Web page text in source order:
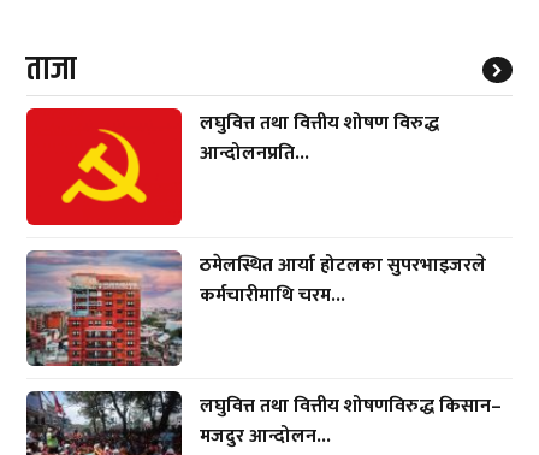
ताजा
लघुवित्त तथा वित्तीय शोषण विरुद्ध
आन्दोलनप्रति...
ठमेलस्थित आर्या होटलका सुपरभाइजरले
कर्मचारीमाथि चरम...
लघुवित्त तथा वित्तीय शोषणविरुद्ध किसान–
मजदुर आन्दोलन...